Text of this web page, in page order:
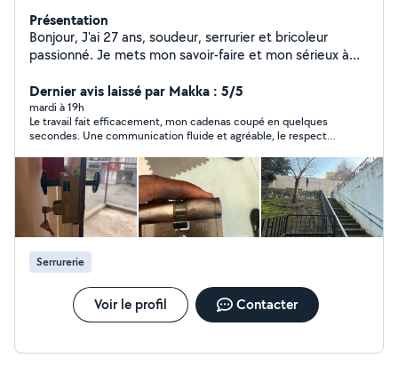
Présentation
Bonjour, J'ai 27 ans, soudeur, serrurier et bricoleur
passionné. Je mets mon savoir-faire et mon sérieux à
avec efficacité et soin. Disponible et réactif, n'hésitez
pas à me contacter par SMS pour toute demande
Dernier avis laissé par Makka : 5/5
mardi à 19h
Le travail fait efficacement, mon cadenas coupé en quelques
secondes. Une communication fluide et agréable, le respect
sympathique et un vrai pro. Je recommande fortement.
Serrurerie
Voir le profil Contacter